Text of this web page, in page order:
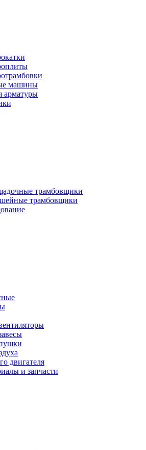
машины
арматуры
трамбовщики
трамбовщики
двигателя
и запчасти